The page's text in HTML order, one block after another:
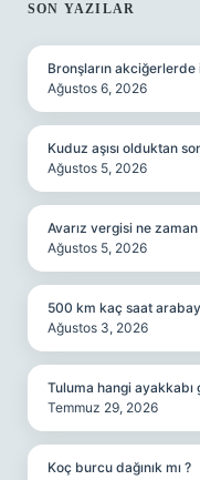
SIDEBAR
SON YAZILAR
Bronşların
Ağustos 6, 2026
Kuduz aşısı olduktan
Ağustos 5, 2026
Avarız vergisi ne zaman
Ağustos 5, 2026
500 km kaç saat
Ağustos 3, 2026
Tuluma hangi ayakkabı
Temmuz 29, 2026
Koç burcu dağınık mı ?